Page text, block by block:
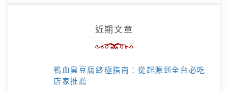
近期文章
鴨血臭豆腐終極指南：從起源到全台必吃
店家推薦